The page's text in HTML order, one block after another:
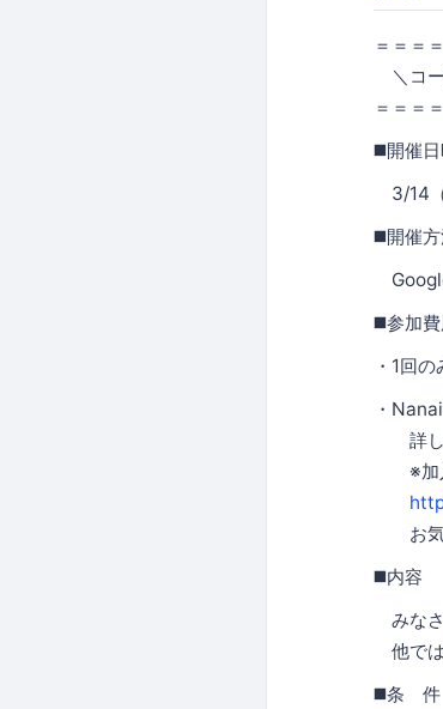
＝＝＝
＼コ
＝＝＝
◼️開催
3/14
◼️開催
◼️参加費
・1回
・
詳し
※加入
お気
◼️内容
みなさ
他では
◼️条 件